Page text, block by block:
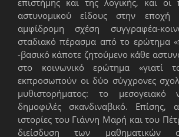
αστυνομικού είδους στην εποχή
αμφίδρομη σχέση συγγραφέα-
σταδιακό πέρασμα από το ερώτημα
-βασικό κάποτε ζητούμενο κάθε
στο κοινωνικό ερώτημα «γιατί
εκπροσωπούν οι δύο σύγχρονες
μυθιστορήματος: το
δημοφιλές σκανδιναβικό. Επίσης,
ιστορίες του Γιάννη Μαρή και του
διείσδυση των μαθηματικών